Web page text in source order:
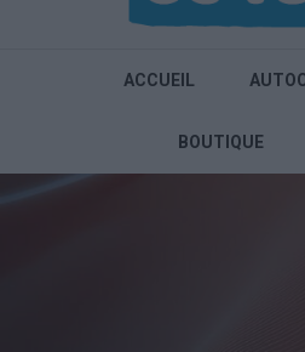
ACCUEIL
BOUTIQUE